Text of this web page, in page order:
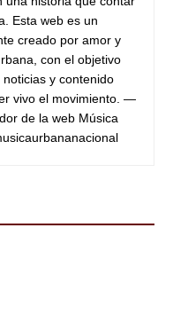
Esta web es un
creado por amor y
con el objetivo
y contenido
vivo el movimiento. —
de la web Música